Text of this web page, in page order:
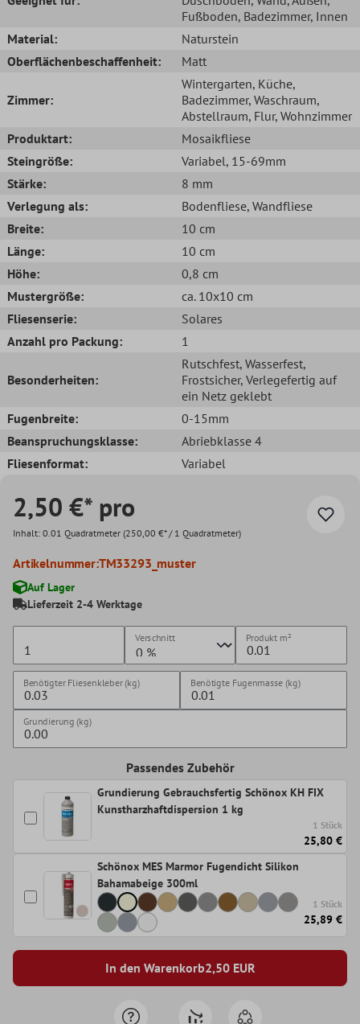
Fußboden, Badezimmer, Innen
Material:
Naturstein
Oberflächenbeschaffenheit:
Matt
Zimmer:
Wintergarten, Küche,
Badezimmer, Waschraum,
Abstellraum, Flur, Wohnzimmer
Produktart:
Mosaikfliese
Steingröße:
Variabel, 15-69mm
Stärke:
8 mm
Verlegung als:
Bodenfliese, Wandfliese
Breite:
10 cm
Länge:
10 cm
Höhe:
0,8 cm
Mustergröße:
ca. 10x10 cm
Fliesenserie:
Solares
Anzahl pro Packung:
1
Besonderheiten:
Rutschfest, Wasserfest,
Frostsicher, Verlegefertig auf
ein Netz geklebt
Fugenbreite:
0-15mm
Beanspruchungsklasse:
Abriebklasse 4
Fliesenformat:
Variabel
2,50 €* pro
Inhalt: 0.01 Quadratmeter (250,00 €* / 1 Quadratmeter)
Artikelnummer:TM33293_muster
Auf Lager
Lieferzeit 2-4 Werktage
Verschnitt Produkt m²
Benötigter Fliesenkleber (kg) Benötigte Fugenmasse (kg)
Grundierung (kg)
Passendes Zubehör
Grundierung Gebrauchsfertig Schönox KH FIX
Kunstharzhaftdispersion 1 kg
1 Stück
25,80 €
Schönox MES Marmor Fugendicht Silikon
Bahamabeige 300ml
1 Stück
25,89 €
In den Warenkorb2,50EUR